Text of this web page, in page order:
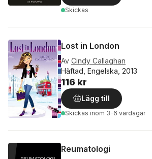
Skickas
Lost in London
Av Cindy Callaghan
Häftad, Engelska, 2013
116 kr
Lägg till
Skickas inom 3-6 vardagar
Reumatologi